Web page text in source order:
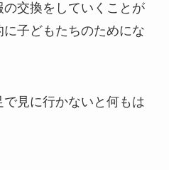
交換をしていくことが
子どもたちのためにな
見に行かないと何もは